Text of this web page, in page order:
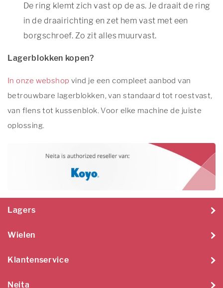
De ring klemt zich vast op de as. Je draait de ring
in de draairichting en zet hem vast met een
borgschroef. Zo zit alles muurvast.
Lagerblokken kopen?
In onze webshop vind je een compleet aanbod van
betrouwbare lagerblokken, van standaard tot roestvast,
van flens tot kussenblok. Voor elke machine de juiste
oplossing.
Lagers
Wielen
Klantenservice
Neita